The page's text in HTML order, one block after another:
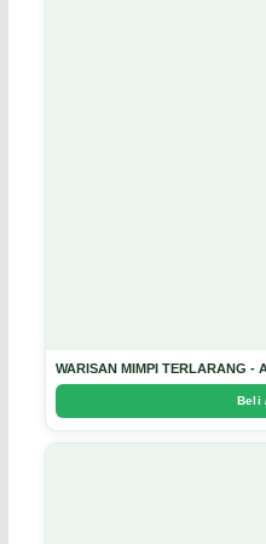
WARISAN MIMPI TERLARANG -
Beli